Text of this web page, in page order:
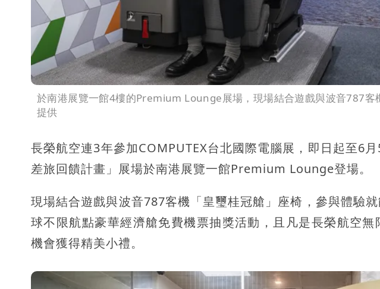
於南港展覽一館4樓的Premium Lounge展場，現場結合遊戲與波音787客
提供
長榮航空連3年參加COMPUTEX台北國際電腦展，即日起至6
差旅回饋計畫」展場於南港展覽一館Premium Lounge登場。
現場結合遊戲與波音787客機「皇璽桂冠艙」座椅，參與體驗
球不限航點豪華經濟艙免費機票抽獎活動，且凡是長榮航空
機會獲得精美小禮。